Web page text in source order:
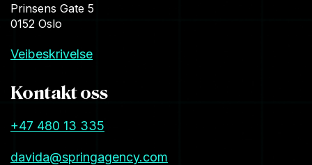
Prinsens Gate 5
0152 Oslo
Veibeskrivelse
Kontakt oss
+47 480 13 335
davida@springagency.com